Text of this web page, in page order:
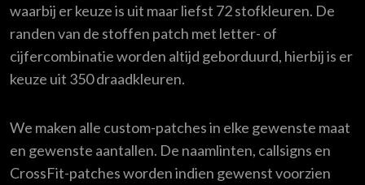
waarbij er keuze is uit maar liefst 72 stofkleuren. De
randen van de stoffen patch met letter- of
cijfercombinatie worden altijd geborduurd, hierbij is er
keuze uit 350 draadkleuren.
We maken alle custom-patches in elke gewenste maat
en gewenste aantallen. De naamlinten, callsigns en
CrossFit-patches worden indien gewenst voorzien